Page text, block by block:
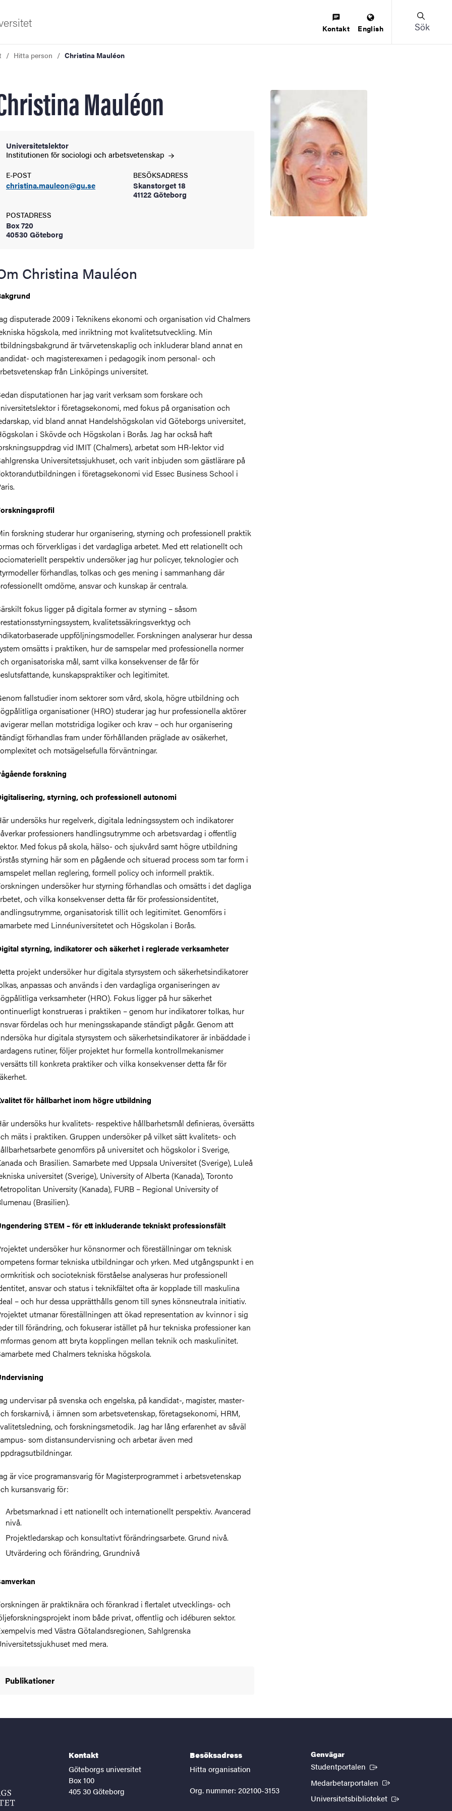
innovation
traditioner
Kontakt English Sök
Hitta person Christina Mauléon
Mauléon
Universitetslektor
Institutionen för sociologi och arbetsvetenskap
E-POST
christina.mauleon@gu.se
BESÖKSADRESS
Skanstorget 18
41122 Göteborg
POSTADRESS
Box 720
40530 Göteborg
Christina Mauléon
disputerade 2009 i Teknikens ekonomi och organisation vid Chalmers
högskola, med inriktning mot kvalitetsutveckling. Min
är tvärvetenskaplig och inkluderar bland annat en
och magisterexamen i pedagogik inom personal- och
från Linköpings universitet.
disputationen har jag varit verksam som forskare och
i företagsekonomi, med fokus på organisation och
vid bland annat Handelshögskolan vid Göteborgs universitet,
i Skövde och Högskolan i Borås. Jag har också haft
vid IMIT (Chalmers), arbetat som HR-lektor vid
Universitetssjukhuset, och varit inbjuden som gästlärare på
i företagsekonomi vid Essec Business School i
forskning studerar hur organisering, styrning och professionell praktik
och förverkligas i det vardagliga arbetet. Med ett relationellt och
perspektiv undersöker jag hur policyer, teknologier och
förhandlas, tolkas och ges mening i sammanhang där
omdöme, ansvar och kunskap är centrala.
fokus ligger på digitala former av styrning – såsom
kvalitetssäkringsverktyg och
uppföljningsmodeller. Forskningen analyserar hur dessa
omsätts i praktiken, hur de samspelar med professionella normer
organisatoriska mål, samt vilka konsekvenser de får för
kunskapspraktiker och legitimitet.
fallstudier inom sektorer som vård, skola, högre utbildning och
organisationer (HRO) studerar jag hur professionella aktörer
mellan motstridiga logiker och krav – och hur organisering
förhandlas fram under förhållanden präglade av osäkerhet,
och motsägelsefulla förväntningar.
forskning
styrning, och professionell autonomi
undersöks hur regelverk, digitala ledningssystem och indikatorer
professioners handlingsutrymme och arbetsvardag i offentlig
Med fokus på skola, hälso- och sjukvård samt högre utbildning
styrning här som en pågående och situerad process som tar form i
mellan reglering, formell policy och informell praktik.
undersöker hur styrning förhandlas och omsätts i det dagliga
och vilka konsekvenser detta får för professionsidentitet,
organisatorisk tillit och legitimitet. Genomförs i
med Linnéuniversitetet och Högskolan i Borås.
styrning, indikatorer och säkerhet i reglerade verksamheter
projekt undersöker hur digitala styrsystem och säkerhetsindikatorer
anpassas och används i den vardagliga organiseringen av
verksamheter (HRO). Fokus ligger på hur säkerhet
konstrueras i praktiken – genom hur indikatorer tolkas, hur
fördelas och hur meningsskapande ständigt pågår. Genom att
hur digitala styrsystem och säkerhetsindikatorer är inbäddade i
rutiner, följer projektet hur formella kontrollmekanismer
till konkreta praktiker och vilka konsekvenser detta får för
för hållbarhet inom högre utbildning
undersöks hur kvalitets- respektive hållbarhetsmål definieras, översätts
mäts i praktiken. Gruppen undersöker på vilket sätt kvalitets- och
genomförs på universitet och högskolor i Sverige,
och Brasilien. Samarbete med Uppsala Universitet (Sverige), Luleå
universitet (Sverige), University of Alberta (Kanada), Toronto
University (Kanada), FURB – Regional University of
(Brasilien).
STEM – för ett inkluderande tekniskt professionsfält
undersöker hur könsnormer och föreställningar om teknisk
formar tekniska utbildningar och yrken. Med utgångspunkt i en
och socioteknisk förståelse analyseras hur professionell
ansvar och status i teknikfältet ofta är kopplade till maskulina
– och hur dessa upprätthålls genom till synes könsneutrala initiativ.
utmanar föreställningen att ökad representation av kvinnor i sig
till förändring, och fokuserar istället på hur tekniska professioner kan
genom att bryta kopplingen mellan teknik och maskulinitet.
med Chalmers tekniska högskola.
undervisar på svenska och engelska, på kandidat-, magister, master-
forskarnivå, i ämnen som arbetsvetenskap, företagsekonomi, HRM,
och forskningsmetodik. Jag har lång erfarenhet av såväl
som distansundervisning och arbetar även med
är vice programansvarig för Magisterprogrammet i arbetsvetenskap
kursansvarig för:
Arbetsmarknad i ett nationellt och internationellt perspektiv. Avancerad
nivå.
Projektledarskap och konsultativt förändringsarbete. Grund nivå.
Utvärdering och förändring, Grundnivå
är praktiknära och förankrad i flertalet utvecklings- och
inom både privat, offentlig och idéburen sektor.
med Västra Götalandsregionen, Sahlgrenska
med mera.
Publikationer
Kontakt
Göteborgs universitet
Box 100
405 30 Göteborg
Besöksadress
Hitta organisation
Org. nummer: 202100-3153
Genvägar
Studentportalen (Extern länk)
Medarbetarportalen (Extern länk)
Universitetsbiblioteket (Extern länk)